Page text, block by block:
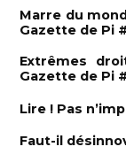
e
r
h
r
Marre du
Gazette de Pi
Extrêmes
Gazette de Pi
Lire ! Pas
Faut-il